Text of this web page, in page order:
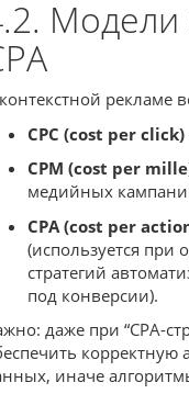
Модели
рекламе
CPC (cost per click)
CPM (cost per
медийных
CPA (cost per
(используется при
стратегий
под конверсии).
даже при “CPA-
корректную
иначе